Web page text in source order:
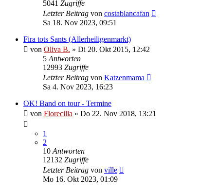
5041 Zugriffe
Letzter Beitrag von costablancafan
Sa 18. Nov 2023, 09:51
Fira tots Sants (Allerheiligenmarkt)
von Oliva B. » Di 20. Okt 2015, 12:42
5 Antworten
12993 Zugriffe
Letzter Beitrag von Katzenmama
Sa 4. Nov 2023, 16:23
OK! Band on tour - Termine
von Florecilla » Do 22. Nov 2018, 13:21
1
2
10 Antworten
12132 Zugriffe
Letzter Beitrag von ville
Mo 16. Okt 2023, 01:09